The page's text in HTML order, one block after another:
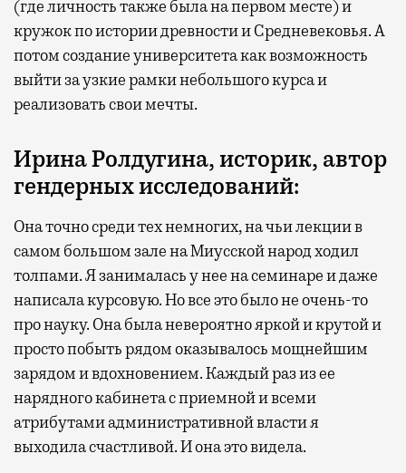
(где личность также была на первом месте) и
кружок по истории древности и Средневековья. А
потом создание университета как возможность
выйти за узкие рамки небольшого курса и
реализовать свои мечты.
Ирина Ролдугина, историк, автор
гендерных исследований:
Она точно среди тех немногих, на чьи лекции в
самом большом зале на Миусской народ ходил
толпами. Я занималась у нее на семинаре и даже
написала курсовую. Но все это было не очень-то
про науку. Она была невероятно яркой и крутой и
просто побыть рядом оказывалось мощнейшим
зарядом и вдохновением. Каждый раз из ее
нарядного кабинета с приемной и всеми
атрибутами административной власти я
выходила счастливой. И она это видела.